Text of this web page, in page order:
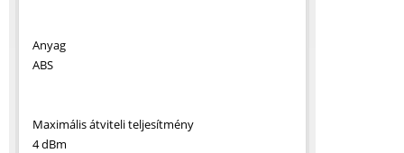
Anyag
ABS
Maximális átviteli teljesítmény
4 dBm